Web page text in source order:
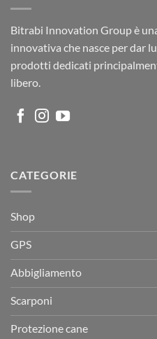
Bitrabi Innovation Group è
innovativa che nasce per dar
prodotti dedicati
libero.
CATEGORIE
Shop
GPS
Abbigliamento
Scarponi
Protezione cane